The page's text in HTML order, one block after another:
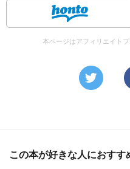
本ページはアフィリエイト
この本が好きな人におすす